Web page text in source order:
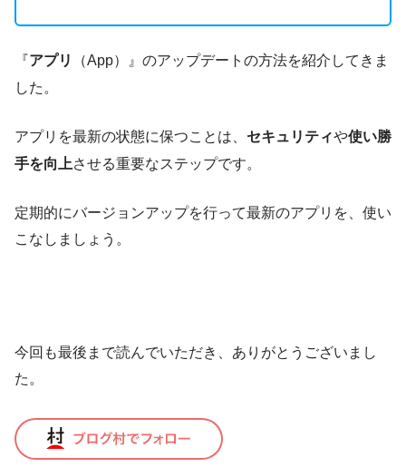
『アプリ
（App）』のアップデートの方法を紹介してきま
した。
アプリを最新の状態に保つことは、 セキュリティや使い勝
手を向上させる重要なステップです。
定期的にバージョンアップを行って最新のアプリを、使い
こなしましょう。
今回も最後まで読んでいただき、ありがとうございまし
た。